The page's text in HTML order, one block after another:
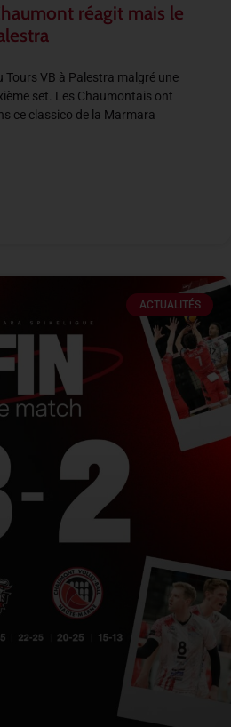
réagit mais le
Tours VB à Palestra malgré une
set. Les Chaumontais ont
ce classico de la Marmara
ACTUALITÉS